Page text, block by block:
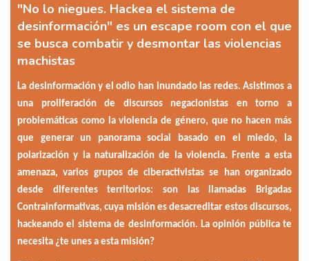
"No lo niegues. Hackea el sistema de
desinformación" es un escape room con el que
se busca combatir y desmontar las violencias
machistas
La desinformación y el odio han inundado las redes. Asistimos a
una proliferación de discursos negacionistas en torno a
problemáticas como la violencia de género, que no hacen más
que generar un panorama social basado en el miedo, la
polarización y la naturalización de la violencia. Frente a esta
amenaza, varios grupos de ciberactivistas se han organizado
desde diferentes territorios: son las llamadas Brigadas
Contrainformativas, cuya misión es desacreditar estos discursos,
hackeando el sistema de desinformación. La opinión pública te
necesita ¿te unes a esta misión?